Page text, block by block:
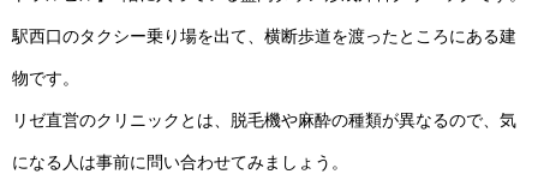
駅西口のタクシー乗り場を出て、横断歩道を渡ったところにある建
物です。
リゼ直営のクリニックとは、脱毛機や麻酔の種類が異なるので、気
になる人は事前に問い合わせてみましょう。